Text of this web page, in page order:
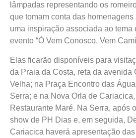
lâmpadas representando os
que tomam conta das homenagens
uma inspiração associada ao tema
evento “Ó Vem Conosco, Vem
Elas ficarão disponíveis para
da Praia da Costa, reta da avenida
Velha; na Praça Encontro das
Serra; e na Nova Orla de
Restaurante Maré. Na Serra, após
show de PH Dias e, em seguida,
Cariacica haverá apresentação